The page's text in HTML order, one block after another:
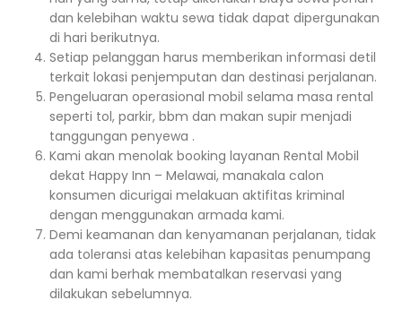
dan kelebihan waktu sewa tidak dapat dipergunakan
di hari berikutnya.
Setiap pelanggan harus memberikan informasi detil
terkait lokasi penjemputan dan destinasi perjalanan.
Pengeluaran operasional mobil selama masa rental
seperti tol, parkir, bbm dan makan supir menjadi
tanggungan penyewa .
Kami akan menolak booking layanan Rental Mobil
dekat Happy Inn – Melawai, manakala calon
konsumen dicurigai melakuan aktifitas kriminal
dengan menggunakan armada kami.
Demi keamanan dan kenyamanan perjalanan, tidak
ada toleransi atas kelebihan kapasitas penumpang
dan kami berhak membatalkan reservasi yang
dilakukan sebelumnya.